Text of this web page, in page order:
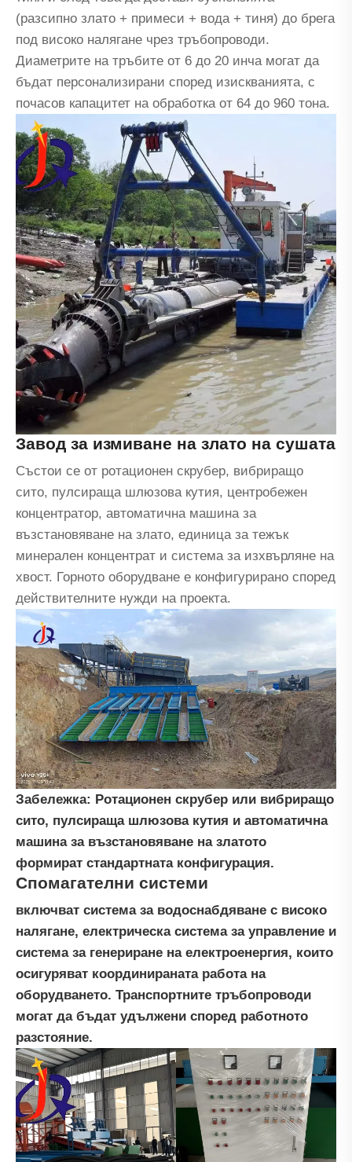
(разсипно злато + примеси + вода + тиня) до брега
под високо налягане чрез тръбопроводи.
Диаметрите на тръбите от 6 до 20 инча могат да
бъдат персонализирани според изискванията, с
почасов капацитет на обработка от 64 до 960 тона.
Завод за измиване на злато на сушата
Състои се от ротационен скрубер, вибриращо
сито, пулсираща шлюзова кутия, центробежен
концентратор, автоматична машина за
възстановяване на злато, единица за тежък
минерален концентрат и система за изхвърляне на
хвост. Горното оборудване е конфигурирано според
действителните нужди на проекта.
Забележка: Ротационен скрубер или вибриращо
сито, пулсираща шлюзова кутия и автоматична
машина за възстановяване на златото
формират стандартната конфигурация.
Спомагателни системи
включват система за водоснабдяване с високо
налягане, електрическа система за управление и
система за генериране на електроенергия, които
осигуряват координираната работа на
оборудването. Транспортните тръбопроводи
могат да бъдат удължени според работното
разстояние.